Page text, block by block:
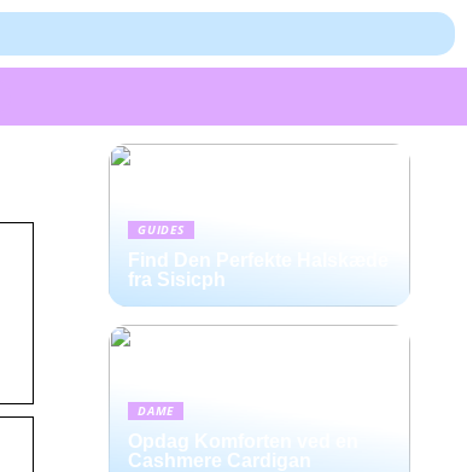
GUIDES
Find Den Perfekte Halskæde
fra Sisicph
DAME
Opdag Komforten ved en
Cashmere Cardigan